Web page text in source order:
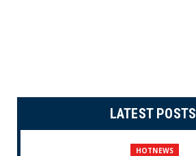
LATEST POSTS
HOTNEWS